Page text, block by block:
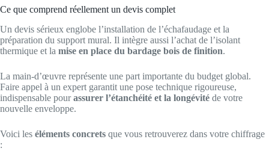
Ce que comprend réellement un devis complet
Un devis sérieux englobe l’installation de l’échafaudage et la
préparation du support mural. Il intègre aussi l’achat de l’isolant
thermique et la mise en place du bardage bois de finition.
La main-d’œuvre représente une part importante du budget global.
Faire appel à un expert garantit une pose technique rigoureuse,
indispensable pourassurer l’étanchéité et la longévité de votre
nouvelle enveloppe.
Voici les éléments concrets que vous retrouverez dans votre chiffrage
: